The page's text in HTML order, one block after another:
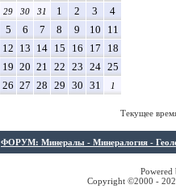
29 30 31 1 2 3 4
5 6 7 8 9 10 11
12 13 14 15 16 17 18
19 20 21 22 23 24 25
26 27 28 29 30 31 1
Текущее
ФОРУМ: Минералы - Минералогия -
Copyright ©2000 -